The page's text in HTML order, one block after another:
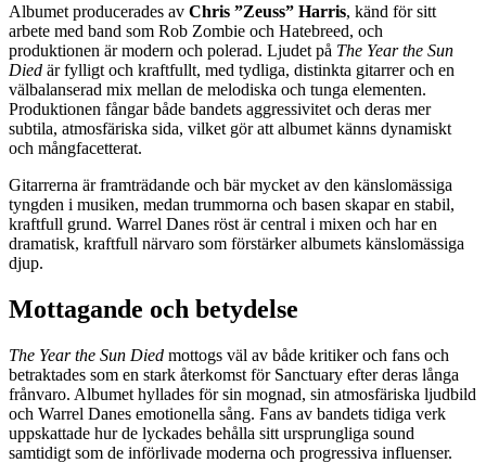
Albumet producerades av Chris ”Zeuss” Harris, känd för sitt
arbete med band som Rob Zombie och Hatebreed, och
produktionen är modern och polerad. Ljudet på The Year the Sun
Died är fylligt och kraftfullt, med tydliga, distinkta gitarrer och en
välbalanserad mix mellan de melodiska och tunga elementen.
Produktionen fångar både bandets aggressivitet och deras mer
subtila, atmosfäriska sida, vilket gör att albumet känns dynamiskt
och mångfacetterat.
Gitarrerna är framträdande och bär mycket av den känslomässiga
tyngden i musiken, medan trummorna och basen skapar en stabil,
kraftfull grund. Warrel Danes röst är central i mixen och har en
dramatisk, kraftfull närvaro som förstärker albumets känslomässiga
djup.
Mottagande och betydelse
The Year the Sun Died mottogs väl av både kritiker och fans och
betraktades som en stark återkomst för Sanctuary efter deras långa
frånvaro. Albumet hyllades för sin mognad, sin atmosfäriska ljudbild
och Warrel Danes emotionella sång. Fans av bandets tidiga verk
uppskattade hur de lyckades behålla sitt ursprungliga sound
samtidigt som de införlivade moderna och progressiva influenser.